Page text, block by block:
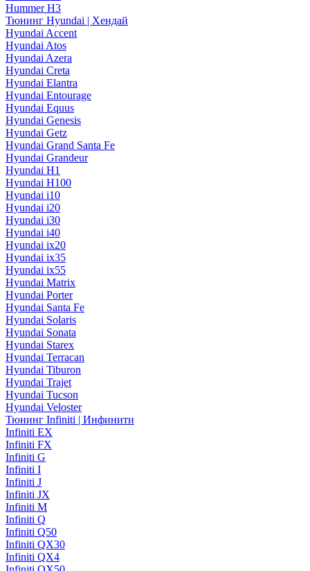
Hummer H3
Тюнинг Hyundai | Хендай
Hyundai Accent
Hyundai Atos
Hyundai Azera
Hyundai Creta
Hyundai Elantra
Hyundai Entourage
Hyundai Equus
Hyundai Genesis
Hyundai Getz
Hyundai Grand Santa Fe
Hyundai Grandeur
Hyundai H1
Hyundai H100
Hyundai i10
Hyundai i20
Hyundai i30
Hyundai i40
Hyundai ix20
Hyundai ix35
Hyundai ix55
Hyundai Matrix
Hyundai Porter
Hyundai Santa Fe
Hyundai Solaris
Hyundai Sonata
Hyundai Starex
Hyundai Terracan
Hyundai Tiburon
Hyundai Trajet
Hyundai Tucson
Hyundai Veloster
Тюнинг Infiniti | Инфинити
Infiniti EX
Infiniti FX
Infiniti G
Infiniti I
Infiniti J
Infiniti JX
Infiniti M
Infiniti Q
Infiniti Q50
Infiniti QX30
Infiniti QX4